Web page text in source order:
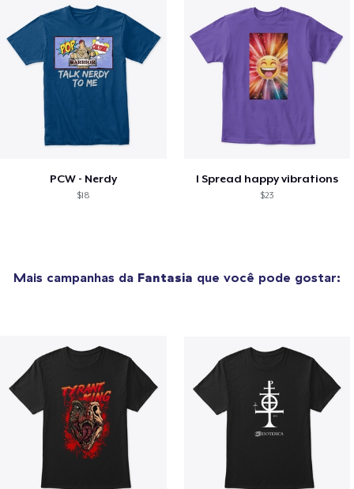
PCW - Nerdy
$18
I Spread happy vibrations
$23
Mais campanhas da Fantasia que você pode gostar: